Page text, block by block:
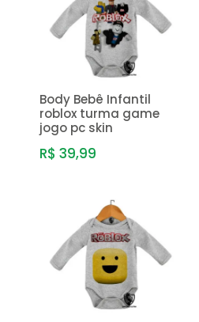
Body Bebê Infantil
roblox turma game
jogo pc skin
R$ 39,99